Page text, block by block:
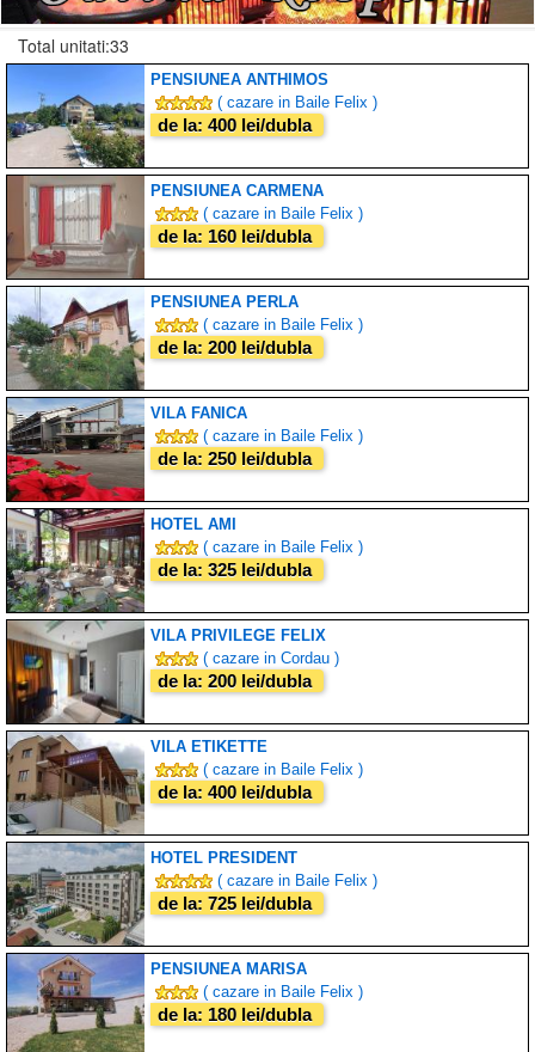
Total unitati:33
PENSIUNEA ANTHIMOS
( cazare in Baile Felix )
de la: 400 lei/dubla
PENSIUNEA CARMENA
( cazare in Baile Felix )
de la: 160 lei/dubla
PENSIUNEA PERLA
( cazare in Baile Felix )
de la: 200 lei/dubla
VILA FANICA
( cazare in Baile Felix )
de la: 250 lei/dubla
HOTEL AMI
( cazare in Baile Felix )
de la: 325 lei/dubla
VILA PRIVILEGE FELIX
( cazare in Cordau )
de la: 200 lei/dubla
VILA ETIKETTE
( cazare in Baile Felix )
de la: 400 lei/dubla
HOTEL PRESIDENT
( cazare in Baile Felix )
de la: 725 lei/dubla
PENSIUNEA MARISA
( cazare in Baile Felix )
de la: 180 lei/dubla